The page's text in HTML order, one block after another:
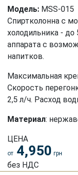
Модель: MSS-015
Спиртколонна с
холодильника -
аппарата с
напитков.
Максимальная
Скорость
2,5 л/ч. Расход
Материал:
ЦЕНА
от 4,950 грн
без НДС